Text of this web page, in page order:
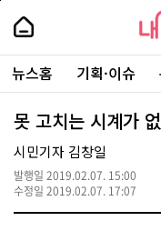
본
로
가
내
손
안
에
서
울
-
서
울
시
대
표
소
내
손
에
울
주
요
서
뉴스홈 기획·이슈
못 고치는 시계가
시민기자 김창일
발행일 2019.02.07. 15:00
수정일 2019.02.07. 17:07
페
상
단
로